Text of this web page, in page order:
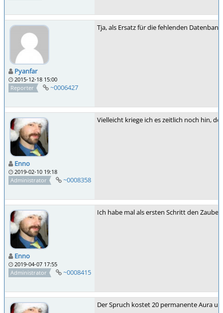
Pyanfar
2015-12-18 15:00
Reporter
~0006427
Tja, als Ersatz für die fehlenden
Enno
2019-02-10 19:18
Administrator
~0008358
Vielleicht kriege ich es zeitlich noch hin,
Enno
2019-04-07 17:55
Administrator
~0008415
Ich habe mal als ersten Schritt den
Der Spruch kostet 20 permanente Aura